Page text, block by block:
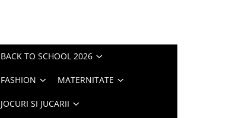
BACK TO SCHOOL 2026
FASHION MATERNITATE
JOCURI SI JUCARII